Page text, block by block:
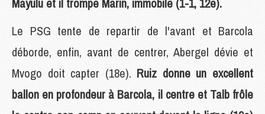
Le PSG tente de repartir de l'avant et Barcola
déborde, enfin, avant de centrer, Abergel dévie et
Mvogo doit capter (18e). Ruiz donne un excellent
ballon en profondeur à Barcola, il centre et Talb frôle